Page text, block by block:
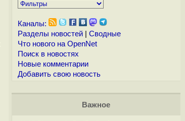
Каналы:
Разделы новостей| Сводные
Что нового на OpenNet
Поиск в новостях
Новые комментарии
Добавить свою новость
Важное